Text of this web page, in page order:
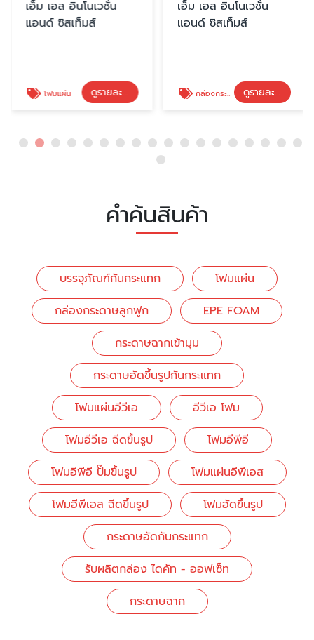
เอ็ม เอส อินโนเวชั่น
แอนด์ ซิสเท็มส์
โฟมแผ่น ดูรายละเอียด
เอ็ม เอส อินโนเวชั่น
แอนด์ ซิสเท็มส์
กล่องกระดาษลูกฟูก ดูรายละเอียด
คำค้นสินค้า
บรรจุภัณฑ์กันกระแทก
โฟมแผ่น
กล่องกระดาษลูกฟูก
EPE FOAM
กระดาษฉากเข้ามุม
กระดาษอัดขึ้นรูปกันกระแทก
โฟมแผ่นอีวีเอ
อีวีเอ โฟม
โฟมอีวีเอ ฉีดขึ้นรูป
โฟมอีพีอี
โฟมอีพีอี ปั๊มขึ้นรูป
โฟมแผ่นอีพีเอส
โฟมอีพีเอส ฉีดขึ้นรูป
โฟมอัดขึ้นรูป
กระดาษอัดกันกระแทก
รับผลิตกล่อง ไดคัท - ออฟเซ็ท
กระดาษฉาก